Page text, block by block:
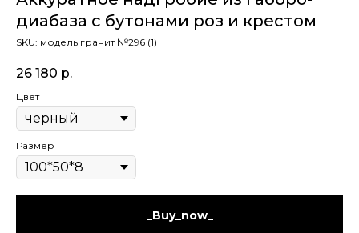
диабаза с бутонами роз и крестом
SKU: модель гранит №296 (1)
26 180 р.
Цвет
Размер
_Buy_now_